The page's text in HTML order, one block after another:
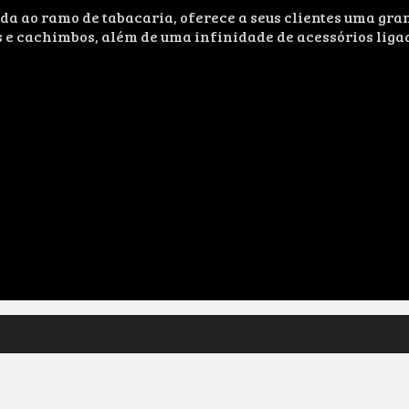
ao ramo de tabacaria, oferece a seus clientes uma
cachimbos, além de uma infinidade de acessórios